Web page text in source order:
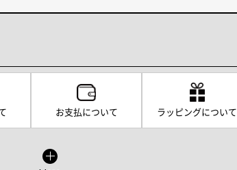
お支払について ラッピングについて